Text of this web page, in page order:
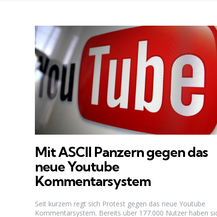
Mit ASCII Panzern gegen das
neue Youtube
Kommentarsystem
Seit kurzem regt sich Protest gegen das neue Youtube
Kommentarsystem. Bereits über 177.000 Nutzer haben